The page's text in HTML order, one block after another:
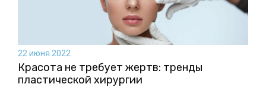
22 июня 2022
Красота не требует жертв: тренды
пластической хирургии